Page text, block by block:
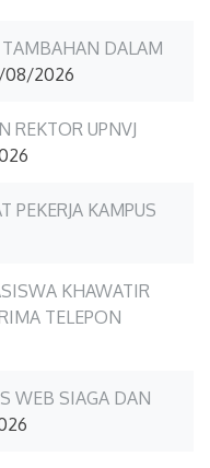
DALAM
2026
REKTOR UPNVJ
PEKERJA KAMPUS
KHAWATIR
TELEPON
WEB SIAGA DAN